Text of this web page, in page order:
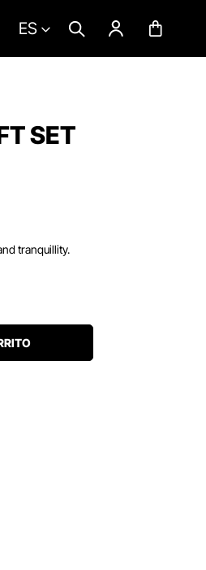
ES
SET
tranquillity.